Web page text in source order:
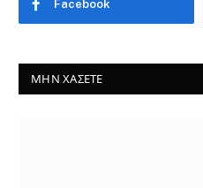
Facebook
ΜΗΝ ΧΆΣΕΤΕ